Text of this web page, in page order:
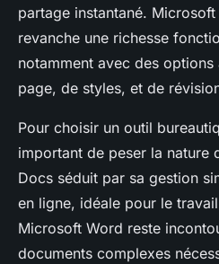
partage instantané.
revanche une richesse
notamment avec des options
page, de styles, et de
Pour choisir un outil
important de peser la nature
Docs séduit par sa gestion
en ligne, idéale pour le
Microsoft Word reste
documents complexes